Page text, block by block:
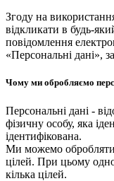
Згоду на
відкликати в будь-
повідомлення
«Персональні дані»,
Чому ми обробляємо
Персональні дані -
фізичну особу, яка
ідентифікована.
Ми можемо обробляти
цілей. При цьому
кілька цілей.